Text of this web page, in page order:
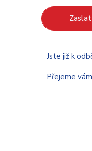
Jste již k
Přejeme